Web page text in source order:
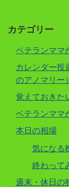
カテゴリー
ベテランママ
カレンダー投
のアノマリー）
覚えておきた
ベテランママ
本日の相場
気になる
終わって
週末・休日の